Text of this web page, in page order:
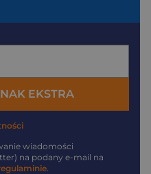
EKSTRA
wiadomości
na podany e-mail na